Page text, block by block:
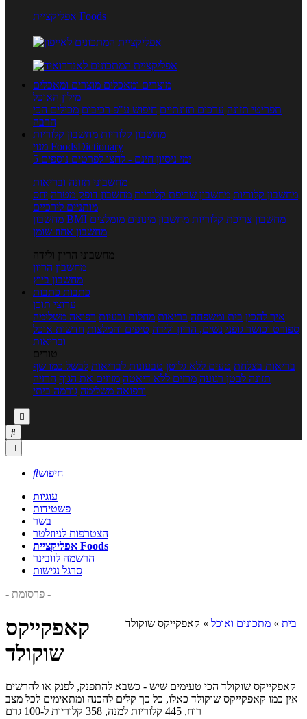
אפליקציית Foods
מוצרים ומאכלים מוצרים ומאכלים
מילון האוכל
תפריטי תזונה ערכים תזונתיים חיפוש ע"פ רכיבים מכילים הכי
הרבה
מחשבון קלוריות מחשבון קלוריות
מנוי FoodsDictionary
5 ימי ניסיון חינם - לחצו לפרטים נוספים
מחשבוני תזונה ובריאות
מחשבון קלוריות מחשבון שריפת קלוריות מחשבון דופק מטרה יחס
מותניים לירכיים
מחשבון BMI
מחשבון צריכת קלוריות מחשבון מינונים מומלצים
מחשבון אחוז שומן
מחשבוני הריון ולידה
מחשבון הריון
מחשבון ביוץ
כתבות כתבות
ערוצי תוכן
איך להכין בית ומשפחה בריאות מחלות ובעיות רפואה משלימה
ספורט וכושר גופני נשים, הריון ולידה טיפים והמלצות חדשות אוכל
ובריאות
טורים
בריאות בצלחת טעים ללא גלוטן טבעונות לבריאות לבשל כמו שף
תזונה לבטן רגועה מרזים ללא דיאטה מזיזים את הגוף הרזיה
ורפואה משלימה גורמה ביתי



חיפוש
עוגיות
פשטידות
בשר
הצטרפות לניוזלטר
אפליקציית Foods
הרשמה לוובינר
סרגל נגישות
- פרסומת -
בית » מתכונים ואוכל » קאפקייקס שוקולד
קאפקייקס
שוקולד
קאפקייקס שוקולד הכי טעימים שיש - כשבא להתפנק, לפנק או להרשים
אין כמו קאפקייקס שוקולד כאלו, כל כך קלים להכנה ומתאימים לכל מצב
רוח, 445 קלוריות למנה, 358 קלוריות ל-100 גרם